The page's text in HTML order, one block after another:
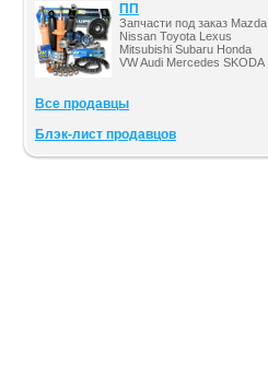
ПП
Запчасти под заказ Mazda
Nissan Toyota Lexus
Mitsubishi Subaru Honda
VW Audi Mercedes SKODA
Все продавцы
Блэк-лист продавцов